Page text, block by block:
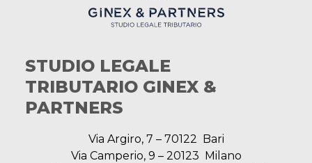
STUDIO LEGALE
TRIBUTARIO GINEX &
PARTNERS
Via Argiro, 7 – 70122 Bari
Via Camperio, 9 – 20123 Milano